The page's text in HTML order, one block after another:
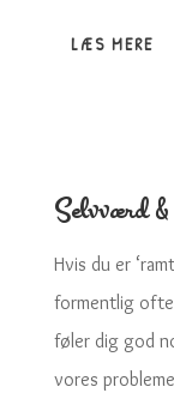
LÆS MERE
Selvværd
Hvis du er
formentlig
føler dig god
vores